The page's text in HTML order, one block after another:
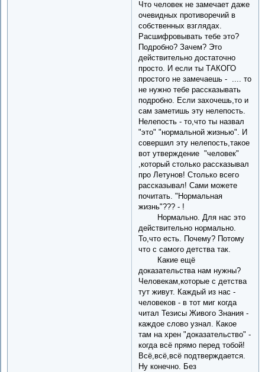
Что человек не замечает даже
очевидных противоречий в
собственных взглядах.
Расшифровывать тебе это?
Подробно? Зачем? Это
действительно достаточно
просто. И если ты ТАКОГО
простого не замечаешь - .... то
не нужно тебе рассказывать
подробно. Если захочешь,то и
сам заметишь эту нелепость.
Нелепость - то,что ты назвал
"это" "нормальной жизнью". И
совершил эту нелепость,такое
вот утверждение "человек"
,который столько рассказывал
про Летунов! Столько всего
рассказывал! Сами можете
почитать. "Нормальная
жизнь"??? - !
Нормально. Для нас это
действительно нормально.
То,что есть. Почему? Потому
что с самого детства так.
Какие ещё
доказательства нам нужны?
Человекам,которые с детства
тут живут. Каждый из нас -
человеков - в тот миг когда
читал Тезисы Живого Знания -
каждое слово узнал. Какое
там на хрен "доказательство" -
когда всё прямо перед тобой!
Всё,всё,всё подтверждается.
Ну конечно. Без